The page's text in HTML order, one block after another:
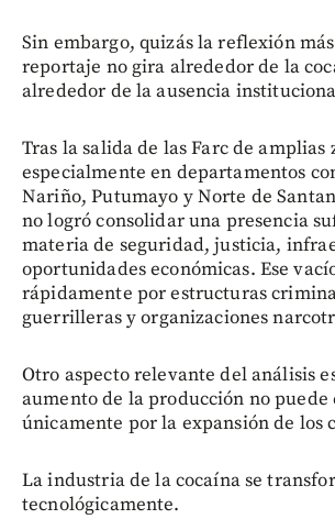
Sin embargo, quizás la reflexión
reportaje no gira alrededor de la
alrededor de la ausencia
Tras la salida de las Farc de amplias
especialmente en departamentos
Nariño, Putumayo y Norte de
no logró consolidar una presencia
materia de seguridad, justicia,
oportunidades económicas. Ese
rápidamente por estructuras
guerrilleras y organizaciones
Otro aspecto relevante del análisis
aumento de la producción no puede
únicamente por la expansión de los
La industria de la cocaína se
tecnológicamente.